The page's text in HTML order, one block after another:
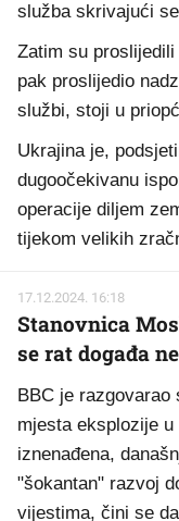
služba skrivajući
Zatim su
pak proslijedio
službi, stoji u
Ukrajina je,
dugoočekivanu
operacije diljem
tijekom velikih
17.12.2024. 16:18
Stanovnica
se rat događa
BBC je
mjesta eksplozije
iznenađena,
"šokantan" razvoj
vijestima, čini se